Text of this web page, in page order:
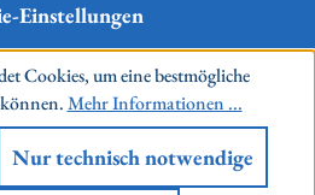
Einstellungen
Cookies, um eine bestmögliche
Mehr Informationen ...
Nur technisch notwendige